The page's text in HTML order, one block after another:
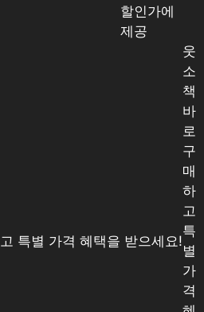
할인가에
제공
웃
소
책
바
로
구
매
하
고
특
별
가
격